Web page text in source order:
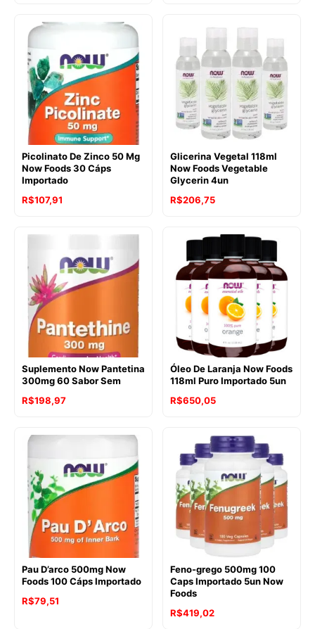
Picolinato De Zinco 50 Mg
Now Foods 30 Cáps
Importado
R$107,91
Glicerina Vegetal 118ml
Now Foods Vegetable
Glycerin 4un
R$206,75
Suplemento Now Pantetina
300mg 60 Sabor Sem
R$198,97
Óleo De Laranja Now Foods
118ml Puro Importado 5un
R$650,05
Pau D’arco 500mg Now
Foods 100 Cáps Importado
R$79,51
Feno-grego 500mg 100
Caps Importado 5un Now
Foods
R$419,02